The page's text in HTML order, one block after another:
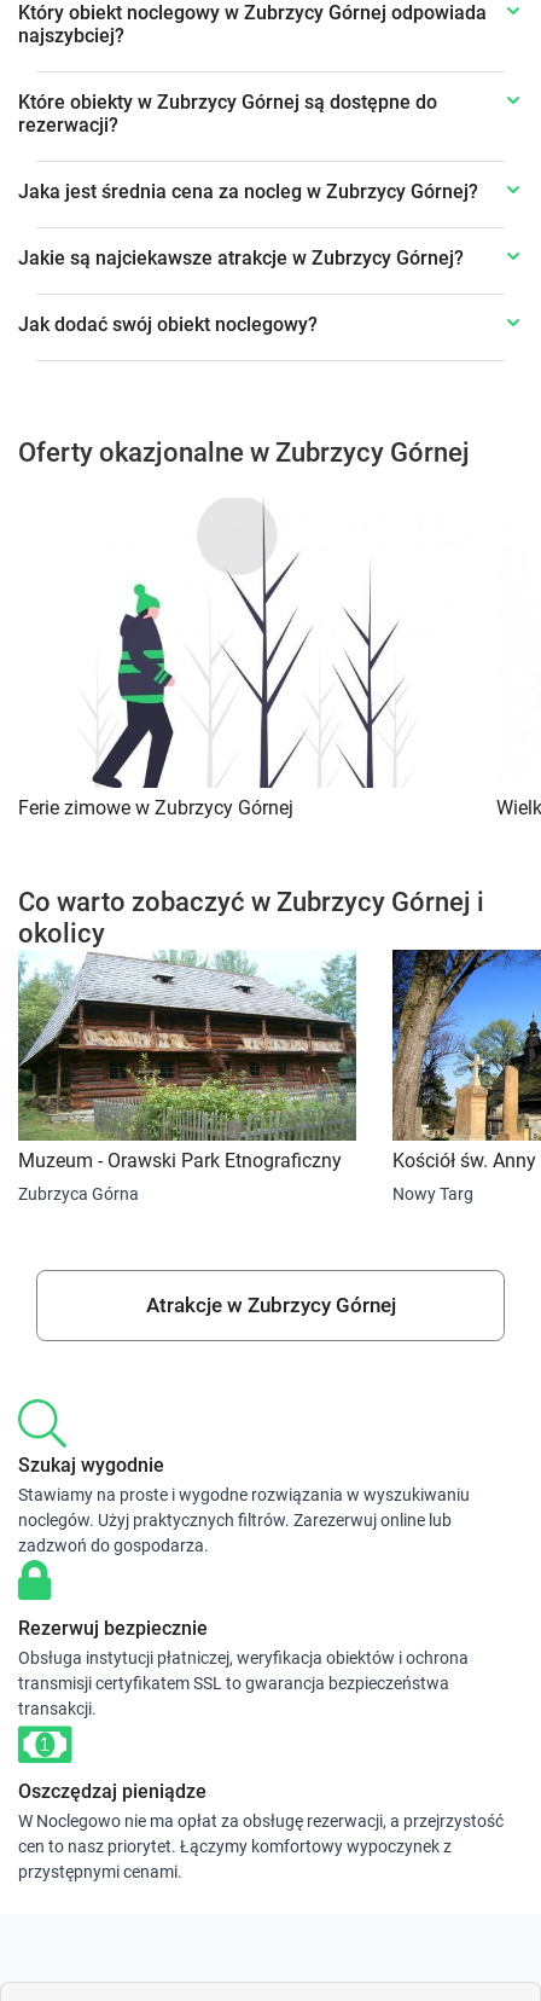
Który obiekt noclegowy w Zubrzycy Górnej odpowiada
najszybciej?
Które obiekty w Zubrzycy Górnej są dostępne do
rezerwacji?
Jaka jest średnia cena za nocleg w Zubrzycy Górnej?
Jakie są najciekawsze atrakcje w Zubrzycy Górnej?
Jak dodać swój obiekt noclegowy?
Oferty okazjonalne w Zubrzycy Górnej
Ferie zimowe w Zubrzycy Górnej
Co warto zobaczyć w Zubrzycy Górnej i
okolicy
Muzeum - Orawski Park Etnograficzny
Zubrzyca Górna
Kościół św. Anny
Nowy Targ
Atrakcje w Zubrzycy Górnej
Szukaj wygodnie
Stawiamy na proste i wygodne rozwiązania w wyszukiwaniu
noclegów. Użyj praktycznych filtrów. Zarezerwuj online lub
zadzwoń do gospodarza.
Rezerwuj bezpiecznie
Obsługa instytucji płatniczej, weryfikacja obiektów i ochrona
transmisji certyfikatem SSL to gwarancja bezpieczeństwa
transakcji.
Oszczędzaj pieniądze
W Noclegowo nie ma opłat za obsługę rezerwacji, a przejrzystość
cen to nasz priorytet. Łączymy komfortowy wypoczynek z
przystępnymi cenami.